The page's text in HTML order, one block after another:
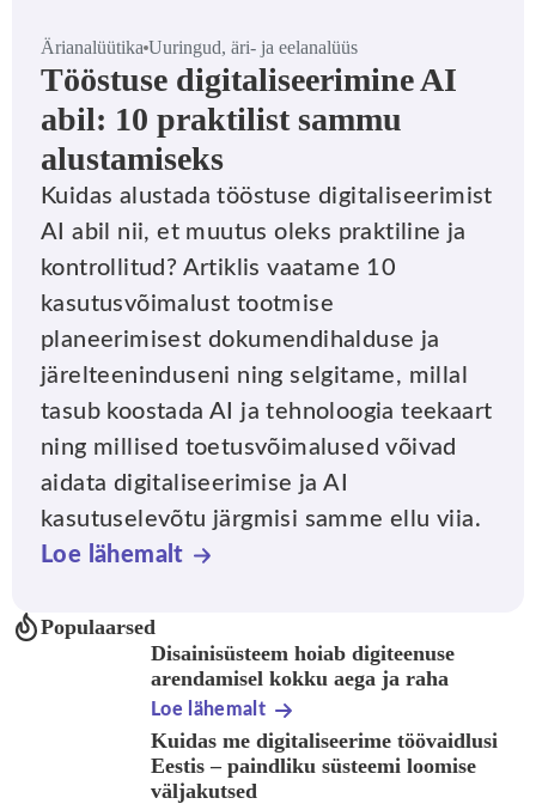
Ärianalüütika Uuringud, äri- ja eelanalüüs
Tööstuse digitaliseerimine AI
abil: 10 praktilist sammu
alustamiseks
Kuidas alustada tööstuse digitaliseerimist
AI abil nii, et muutus oleks praktiline ja
kontrollitud? Artiklis vaatame 10
kasutusvõimalust tootmise
planeerimisest dokumendihalduse ja
järelteeninduseni ning selgitame, millal
tasub koostada AI ja tehnoloogia teekaart
ning millised toetusvõimalused võivad
aidata digitaliseerimise ja AI
kasutuselevõtu järgmisi samme ellu viia.
Loe lähemalt
Populaarsed
Disainisüsteem hoiab digiteenuse
arendamisel kokku aega ja raha
Loe lähemalt
Kuidas me digitaliseerime töövaidlusi
Eestis – paindliku süsteemi loomise
väljakutsed